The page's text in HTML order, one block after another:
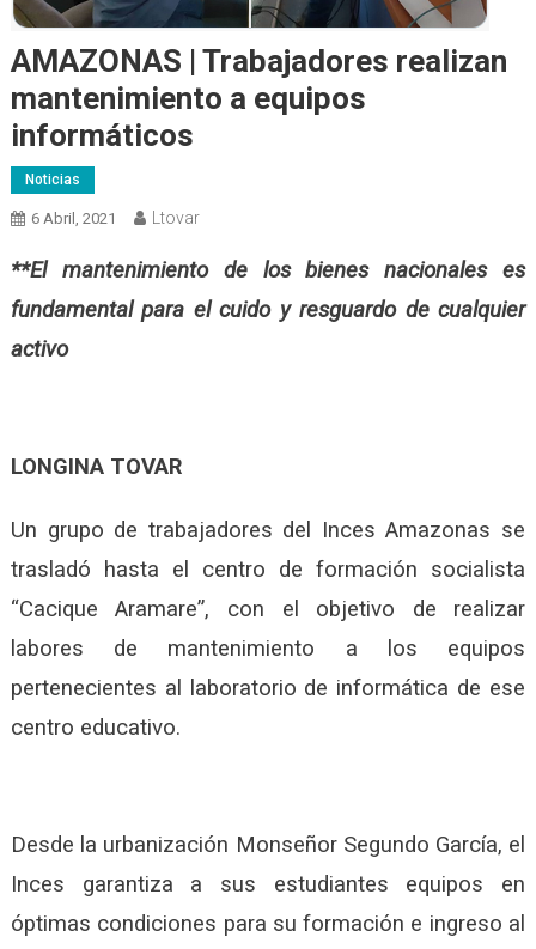
AMAZONAS | Trabajadores realizan
mantenimiento a equipos
informáticos
Noticias
6 Abril, 2021 Ltovar
**El mantenimiento de los bienes nacionales es
fundamental para el cuido y resguardo de cualquier
activo
LONGINA TOVAR
Un grupo de trabajadores del Inces Amazonas se
trasladó hasta el centro de formación socialista
“Cacique Aramare”, con el objetivo de realizar
labores de mantenimiento a los equipos
pertenecientes al laboratorio de informática de ese
centro educativo.
Desde la urbanización Monseñor Segundo García, el
Inces garantiza a sus estudiantes equipos en
óptimas condiciones para su formación e ingreso al